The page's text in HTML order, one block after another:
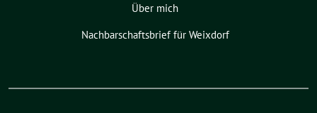
Über mich
Nachbarschaftsbrief für Weixdorf